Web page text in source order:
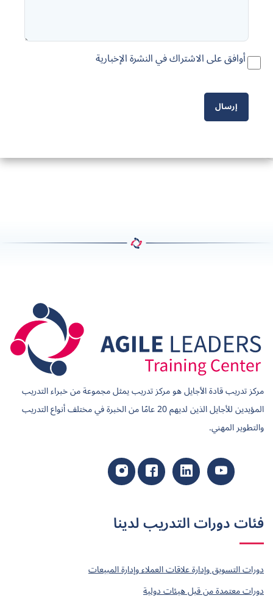
أوافق على الاشتراك في النشرة الإخبارية
مركز تدريب قادة الأجايل هو مركز تدريب يمثل مجموعة من خبراء التدريب
المؤيدين للأجايل الذين لديهم 20 عامًا من الخبرة في مختلف أنواع التدريب
والتطوير المهني.
فئات دورات التدريب لدينا
دورات التسويق وإدارة علاقات العملاء وإدارة المبيعات
دورات معتمدة من قبل هيئات دولية